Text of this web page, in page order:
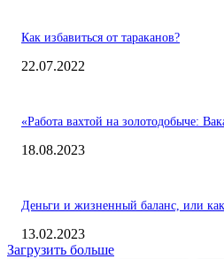
Как избавиться от тараканов?
22.07.2022
«Работа вахтой на золотодобыче:
18.08.2023
Деньги и жизненный баланс, или
13.02.2023
Загрузить больше